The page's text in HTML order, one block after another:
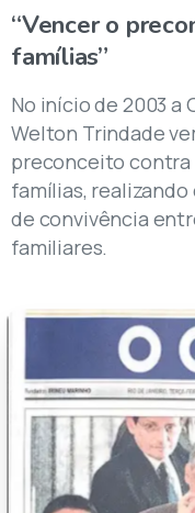
“Vencer o
famílias”
No início de 2003 a
Welton Trindade
preconceito contra
famílias,
de convivência
familiares.